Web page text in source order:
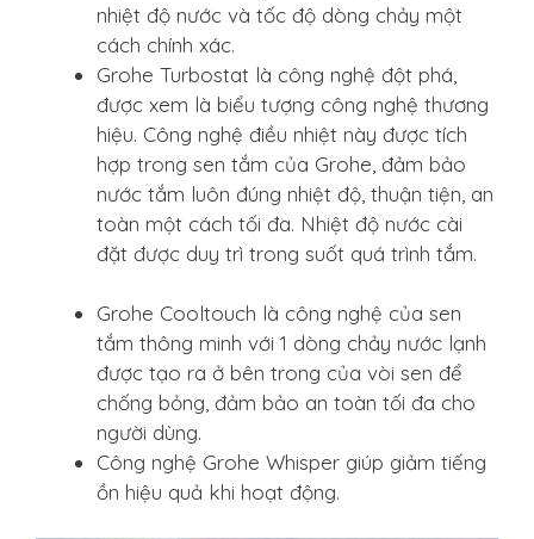
nhiệt độ nước và tốc độ dòng chảy một
cách chính xác.
Grohe Turbostat là công nghệ đột phá,
được xem là biểu tượng công nghệ thương
hiệu. Công nghệ điều nhiệt này được tích
hợp trong sen tắm của Grohe, đảm bảo
nước tắm luôn đúng nhiệt độ, thuận tiện, an
toàn một cách tối đa. Nhiệt độ nước cài
đặt được duy trì trong suốt quá trình tắm.
Grohe Cooltouch là công nghệ của sen
tắm thông minh với 1 dòng chảy nước lạnh
được tạo ra ở bên trong của vòi sen để
chống bỏng, đảm bảo an toàn tối đa cho
người dùng.
Công nghệ Grohe Whisper giúp giảm tiếng
ồn hiệu quả khi hoạt động.